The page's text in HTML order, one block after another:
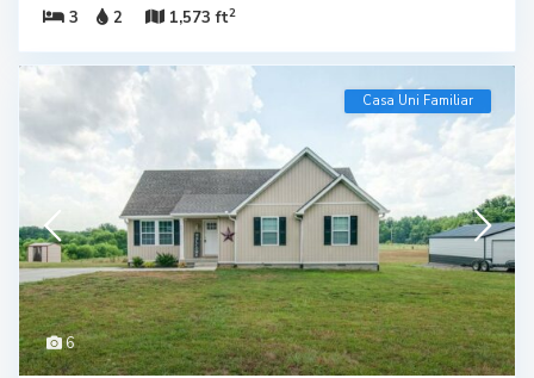
3 2 1,573 ft2
6
Casa Uni Familiar